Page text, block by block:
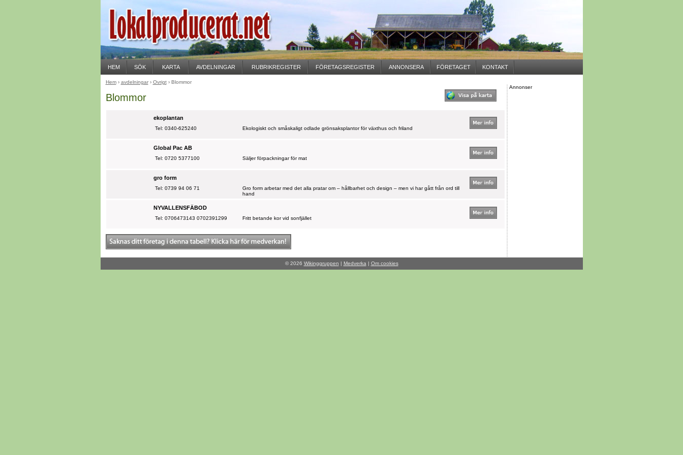
Blommor
ekoplantan
Tel: 0340-625240 Ekologiskt och småskaligt odlade grönsaksplantor för växthus och friland
Global Pac AB
Tel: 0720 5377100 Säljer förpackningar för mat
gro form
Tel: 0739 94 06 71
Gro form arbetar med det alla pratar om – hållbarhet och design – men vi har gått från ord till
hand
NYVALLENSFÄBOD
Tel: 0706473143 0702391299 Fritt betande kor vid sonfjället
Annonser
Hem› avdelningar› Övrigt› Blommor
© 2026 Wikinggruppen | Medverka | Om cookies
HEM SÖK KARTA AVDELNINGAR RUBRIKREGISTER FÖRETAGSREGISTER ANNONSERA FÖRETAGET KONTAKT